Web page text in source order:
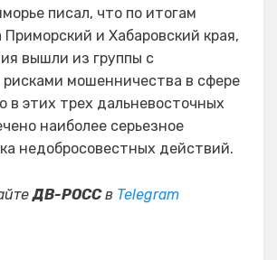
писал, что по итогам
Приморский и Хабаровский края,
вышли из группы с
мошенничества в сфере
в этих трех дальневосточных
наиболее серьезное
недобросовестных действий.
ДВ-РОССв Telegram